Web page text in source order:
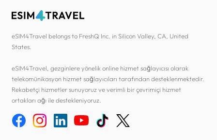
eSIM4Travel belongs to FreshQ Inc. in Silicon Valley, CA, United
States.
eSIM4Travel, gezginlere yönelik online hizmet sağlayıcısı olarak
telekomünikasyon hizmet sağlayıcıları tarafından desteklenmektedir.
Rekabetçi hizmetler sunuyoruz ve verimli bir çevrimiçi hizmet
ortakları ağı ile destekleniyoruz.